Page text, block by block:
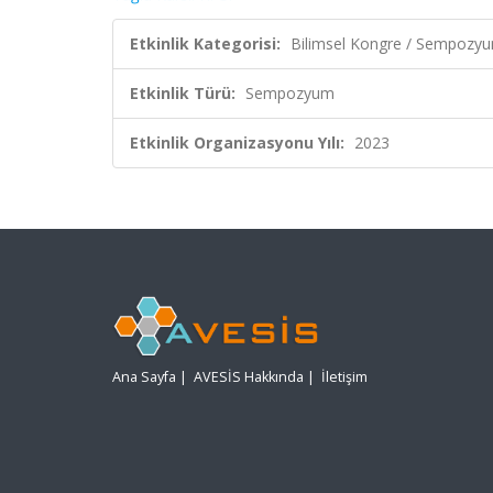
Etkinlik Kategorisi: Bilimsel Kongre /
Etkinlik Türü: Sempozyum
Etkinlik Organizasyonu Yılı: 2023
Ana Sayfa | AVESİS Hakkında | İletişim